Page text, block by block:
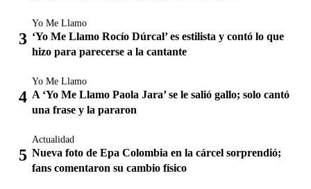
Yo Me Llamo
‘Yo Me Llamo Rocío Dúrcal’ es estilista y contó lo que
hizo para parecerse a la cantante
Yo Me Llamo
A ‘Yo Me Llamo Paola Jara’ se le salió gallo; solo cantó
una frase y la pararon
Actualidad
Nueva foto de Epa Colombia en la cárcel sorprendió;
fans comentaron su cambio físico